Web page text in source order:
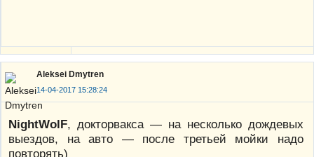
Aleksei Dmytren
14-04-2017 15:28:24
NightWolF, докторвакса — на несколько дождевых
выездов, на авто — после третьей мойки надо
повторять)